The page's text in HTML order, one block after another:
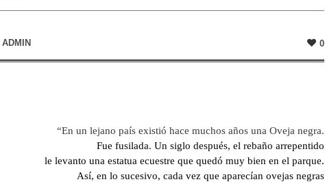
ADMIN 0
“En un lejano país existió hace muchos años una Oveja negra.
Fue fusilada. Un siglo después, el rebaño arrepentido
le levanto una estatua ecuestre que quedó muy bien en el parque.
Así, en lo sucesivo, cada vez que aparecían ovejas negras